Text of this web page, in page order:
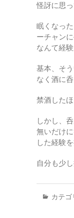
怪訝に思っ
眠くなっ
ーチャン
なんて経
基本、そ
なく酒に
禁酒したほ
しかし、
無いだけ
した経験を
自分も少
カテゴ